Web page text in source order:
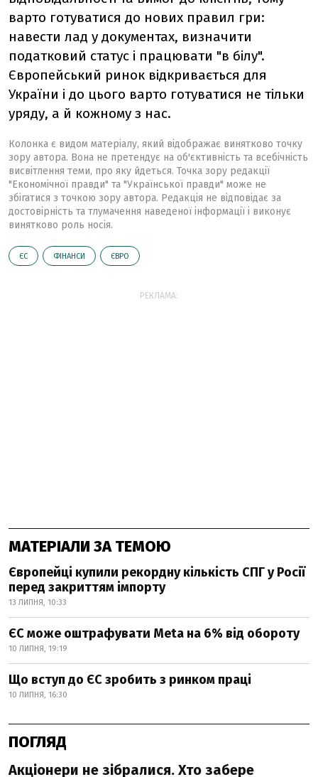
варто готуватися до нових правил гри:
навести лад у документах, визначити
податковий статус і працювати "в білу".
Європейський ринок відкривається для
України і до цього варто готуватися не тільки
уряду, а й кожному з нас.
Колонка є видом матеріалу, який відображає винятково точку
зору автора. Вона не претендує на об'єктивність та всебічність
висвітлення теми, про яку йдеться. Точка зору редакції
"Економічної правди" та "Української правди" може не
збігатися з точкою зору автора. Редакція не відповідає за
достовірність та тлумачення наведеної інформації і виконує
винятково роль носія.
ЄС ФІНАНСИ ЄВРО
РЕКЛАМА:
МАТЕРІАЛИ ЗА ТЕМОЮ
Європейці купили рекордну кількість СПГ у Росії
перед закриттям імпорту
13 ЛИПНЯ, 10:33
ЄС може оштрафувати Meta на 6% від обороту
10 ЛИПНЯ, 19:19
Що вступ до ЄС зробить з ринком праці
10 ЛИПНЯ, 16:30
ПОГЛЯД
Акціонери не зібралися. Хто забере